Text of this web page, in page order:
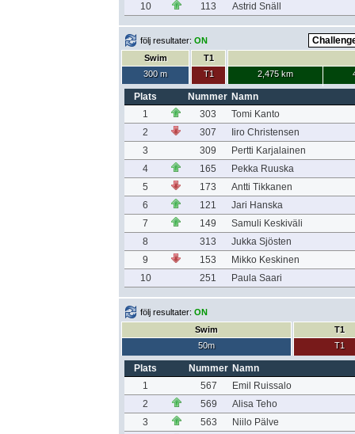
10
113 Astrid Snäll
följ resultater: ON
Swim
300 m
T1
T1
2,475 km
Plats Nummer Namn
1
303
Tomi Kanto
2
307
Iiro Christensen
3
309
Pertti Karjalainen
4
165
Pekka Ruuska
5
173
Antti Tikkanen
6
121
Jari Hanska
7
149
Samuli Keskiväli
8
313
Jukka Sjösten
9
153
Mikko Keskinen
10
251 Paula Saari
följ resultater: ON
Swim
50m
T1
T1
Plats Nummer Namn
1
567
Emil Ruissalo
2
569
Alisa Teho
3
563
Niilo Pälve